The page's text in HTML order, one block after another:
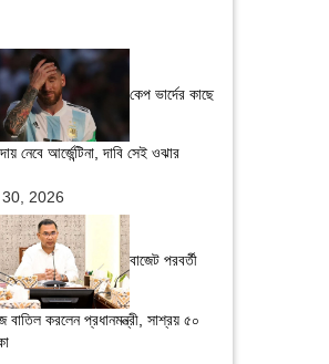
কেপ ভার্দের কাছে
নেবে আর্জেন্টিনা, দাবি সেই ওঝার
2026
বাজেট পরবর্তী
বাতিল করলেন প্রধানমন্ত্রী, সাশ্রয় ৫০